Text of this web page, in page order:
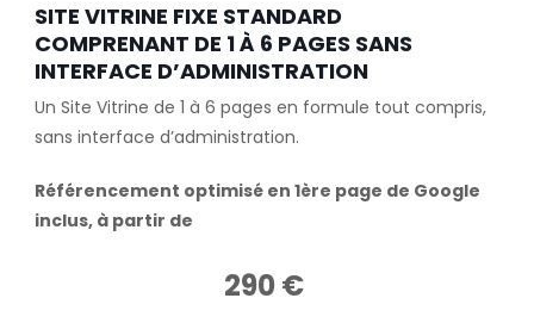
SITE VITRINE FIXE STANDARD
COMPRENANT DE 1 À 6 PAGES SANS
INTERFACE D’ADMINISTRATION
Un Site Vitrine de 1 à 6 pages en formule tout compris,
sans interface d’administration.
Référencement optimisé en 1ère page de Google
inclus, à partir de
290 €